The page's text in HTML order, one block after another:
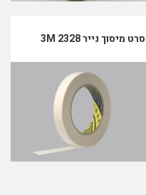
סרט מיסוך נייר 2328 3M